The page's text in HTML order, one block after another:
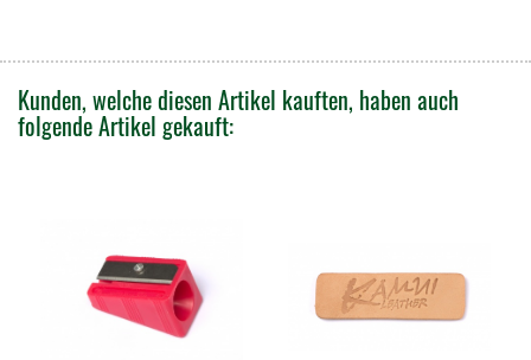
Kunden, welche diesen Artikel kauften, haben auch
folgende Artikel gekauft: